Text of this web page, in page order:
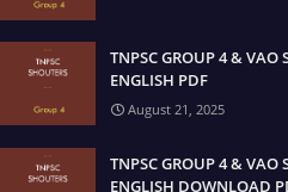
TNPSC GROUP 4 &
ENGLISH PDF
August 21, 2025
TNPSC GROUP 4 &
ENGLISH DOWNLOAD